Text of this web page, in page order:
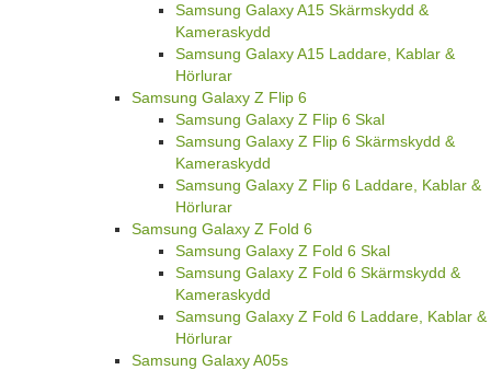
Samsung Galaxy A15 Skärmskydd &
Kameraskydd
Samsung Galaxy A15 Laddare, Kablar &
Hörlurar
Samsung Galaxy Z Flip 6
Samsung Galaxy Z Flip 6 Skal
Samsung Galaxy Z Flip 6 Skärmskydd &
Kameraskydd
Samsung Galaxy Z Flip 6 Laddare, Kablar &
Hörlurar
Samsung Galaxy Z Fold 6
Samsung Galaxy Z Fold 6 Skal
Samsung Galaxy Z Fold 6 Skärmskydd &
Kameraskydd
Samsung Galaxy Z Fold 6 Laddare, Kablar &
Hörlurar
Samsung Galaxy A05s